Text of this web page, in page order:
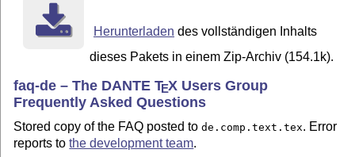
Herunterladen des vollständigen Inhalts
dieses Pakets in einem Zip-Archiv (154.1k).
faq-de – The DANTETEXUsers Group
Frequently Asked Questions
Stored copy of the FAQ posted tode.comp.text.tex. Error
reports tothe development team.